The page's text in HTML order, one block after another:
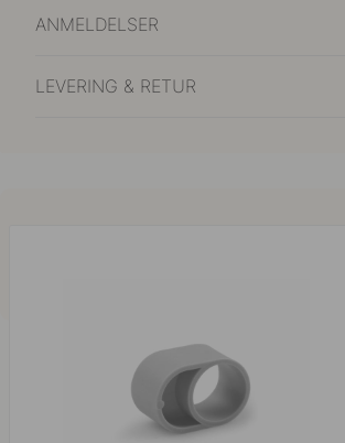
ANMELDELSER
LEVERING & RETUR